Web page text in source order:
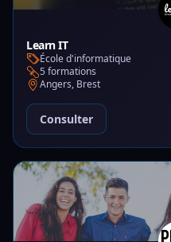
Learn IT
École d'informatique
5 formations
Angers, Brest
Consulter